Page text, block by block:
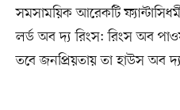
সমসাময়িক আরেকটি
লর্ড অব দ্য রিংস: রিংস অব
তবে জনপ্রিয়তায় তা হাউস অব